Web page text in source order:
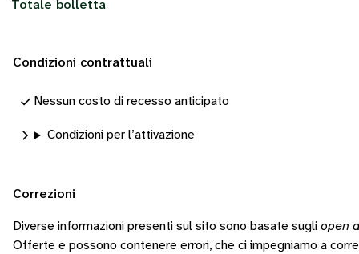
Totale bolletta
Condizioni contrattuali
Nessun costo di recesso anticipato
Condizioni per l’attivazione
Correzioni
Diverse informazioni presenti sul sito sono basate sugli open
Offerte e possono contenere errori, che ci impegniamo a